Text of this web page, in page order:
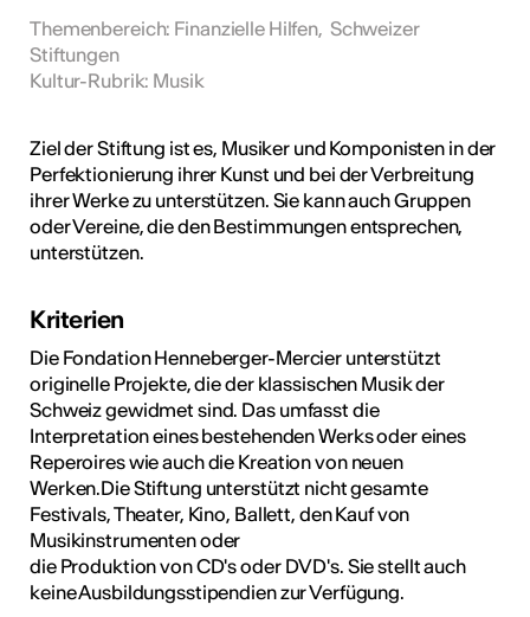
Themenbereich: Finanzielle Hilfen, Schweizer
Stiftungen
Kultur-Rubrik: Musik
Ziel der Stiftung ist es, Musiker und Komponisten in der
Perfektionierung ihrer Kunst und bei der Verbreitung
ihrer Werke zu unterstützen. Sie kann auch Gruppen
oder Vereine, die den Bestimmungen entsprechen,
unterstützen.
Kriterien
Die Fondation Henneberger-Mercier unterstützt
originelle Projekte, die der klassischen Musik der
Schweiz gewidmet sind. Das umfasst die
Interpretation eines bestehenden Werks oder eines
Reperoires wie auch die Kreation von neuen
Werken.Die Stiftung unterstützt nicht gesamte
Festivals, Theater, Kino, Ballett, den Kauf von
Musikinstrumenten oder
die Produktion von CD's oder DVD's. Sie stellt auch
keine Ausbildungsstipendien zur Verfügung.